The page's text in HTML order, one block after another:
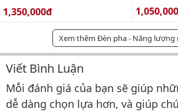
Giá bán:
1,350,000đ Giá bán:
Xem thêm Đèn pha - Năng
Bình luận & Đánh
Viết Bình Luận
Mỗi đánh giá của bạn sẽ giúp
dễ dàng chọn lựa hơn, và giúp